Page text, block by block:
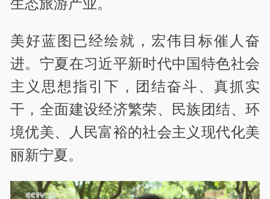
美好蓝图已经绘就，宏伟目标催人奋
进。宁夏在习近平新时代中国特色社会
主义思想指引下，团结奋斗、真抓实
干，全面建设经济繁荣、民族团结、环
境优美、人民富裕的社会主义现代化美
丽新宁夏。